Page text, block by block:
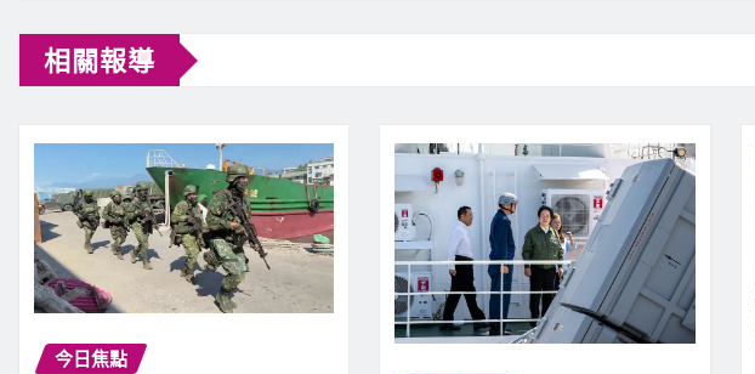
相關報導
今日焦點